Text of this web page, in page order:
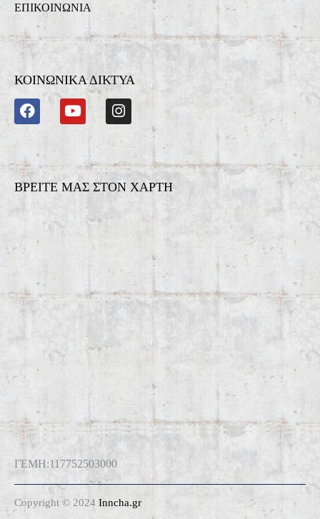
ΕΠΙΚΟΙΝΩΝΙΑ
ΚΟΙΝΩΝΙΚΑ ΔΙΚΤΥΑ
ΒΡΕΙΤΕ ΜΑΣ ΣΤΟΝ ΧΑΡΤΗ
ΓΕΜΗ:117752503000
Copyright © 2024 Inncha.gr